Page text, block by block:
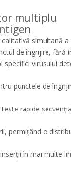
multiplu
simultană a
de îngrijire, fără
virusului
punctele de
rapide
permițând o
în mai multe